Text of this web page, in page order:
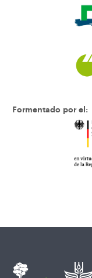
Formentado por el: